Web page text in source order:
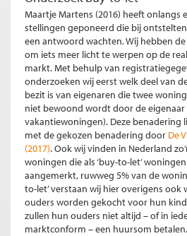
Maartje Martens (2016) heeft onlangs
stellingen geponeerd die bij
een antwoord wachten. Wij hebben
om iets meer licht te werpen op de
markt. Met behulp van
onderzoeken wij eerst welk deel van
bezit is van eigenaren die twee
niet bewoond wordt door de eigenaar
vakantiewoningen). Deze benadering
met de gekozen benadering door De
(2017). Ook wij vinden in Nederland
woningen die als ‘buy-to-let’
aangemerkt, ruwweg 5% van de
to-let’ verstaan wij hier overigens
ouders worden gekocht voor hun
zullen hun ouders niet altijd – of in
marktconform – een huursom betalen.